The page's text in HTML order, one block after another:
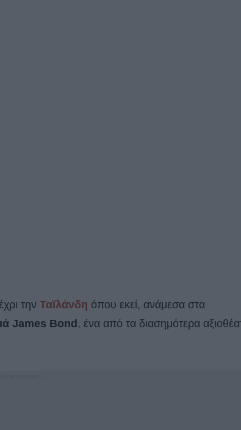
την Ταϊλάνδη όπου εκεί, ανάμεσα στα
James Bond, ένα από τα διασημότερα